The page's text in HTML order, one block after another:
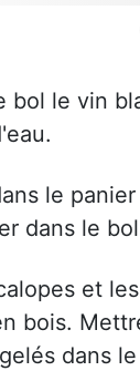
bol le vin
le
dans le
et
bois.
dans